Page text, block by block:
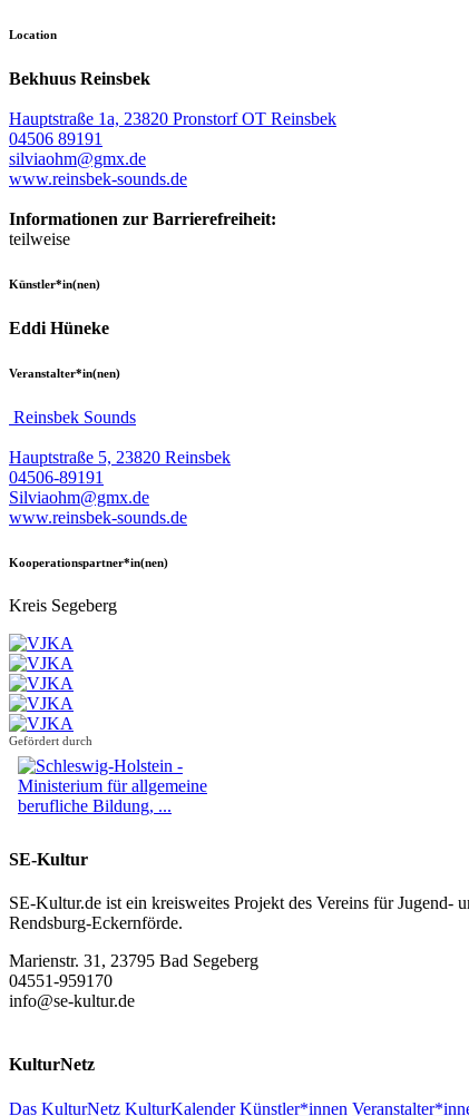
Location
Bekhuus Reinsbek
Hauptstraße 1a, 23820 Pronstorf OT Reinsbek
04506 89191
silviaohm@gmx.de
www.reinsbek-sounds.de
Informationen zur Barrierefreiheit:
teilweise
Künstler*in(nen)
Eddi Hüneke
Veranstalter*in(nen)
Reinsbek Sounds
Hauptstraße 5, 23820 Reinsbek
04506-89191
Silviaohm@gmx.de
www.reinsbek-sounds.de
Kooperationspartner*in(nen)
Kreis Segeberg
Gefördert durch
SE-Kultur
SE-Kultur.de ist ein kreisweites Projekt des Vereins für
Rendsburg-Eckernförde.
Marienstr. 31, 23795 Bad Segeberg
04551-959170
info@se-kultur.de
KulturNetz
Das KulturNetz KulturKalender Künstler*innen